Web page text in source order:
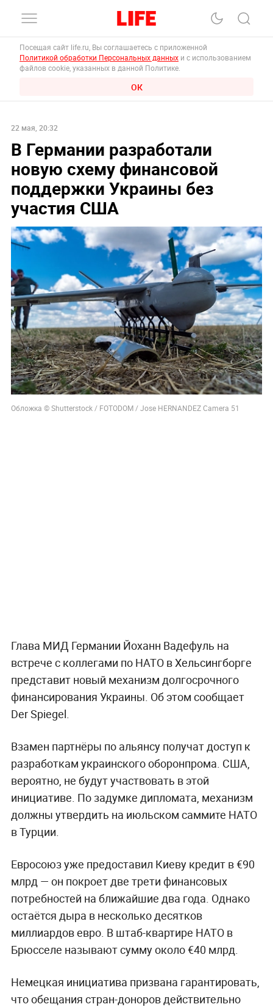
Посещая сайт life.ru, Вы соглашаетесь с приложенной
Политикой обработки Персональных данных и с использованием
файлов cookie, указанных в данной Политике.
ОК
22 мая, 20:32
В Германии разработали
новую схему финансовой
поддержки Украины без
участия США
Обложка © Shutterstock / FOTODOM / Jose HERNANDEZ Camera 51
Глава МИД Германии Йоханн Вадефуль на
встрече с коллегами по НАТО в Хельсингборге
представит новый механизм долгосрочного
финансирования Украины. Об этом сообщает
Der Spiegel.
Взамен партнёры по альянсу получат доступ к
разработкам украинского оборонпрома. США,
вероятно, не будут участвовать в этой
инициативе. По задумке дипломата, механизм
должны утвердить на июльском саммите НАТО
в Турции.
Евросоюз уже предоставил Киеву кредит в €90
млрд — он покроет две трети финансовых
потребностей на ближайшие два года. Однако
остаётся дыра в несколько десятков
миллиардов евро. В штаб-квартире НАТО в
Брюсселе называют сумму около €40 млрд.
Немецкая инициатива призвана гарантировать,
что обещания стран-доноров действительно